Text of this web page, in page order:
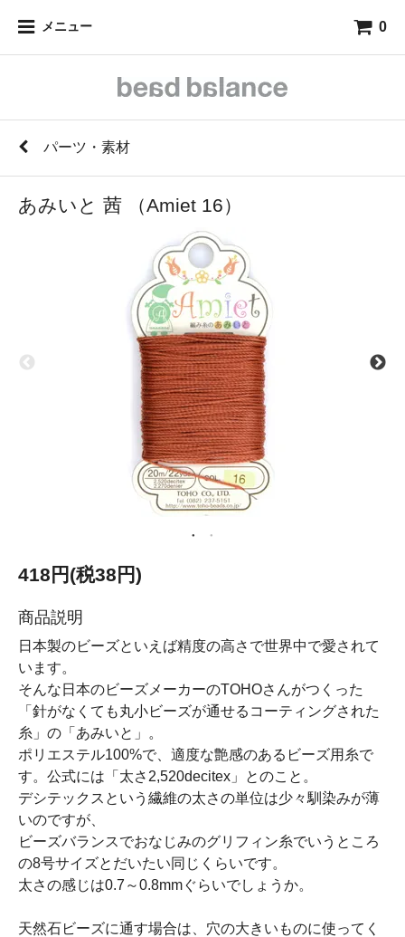
メニュー 0
パーツ・素材
あみいと 茜 （Amiet 16）
418円(税38円)
商品説明
日本製のビーズといえば精度の高さで世界中で愛されて
います。
そんな日本のビーズメーカーのTOHOさんがつくった
「針がなくても丸小ビーズが通せるコーティングされた
糸」の「あみいと」。
ポリエステル100%で、適度な艶感のあるビーズ用糸で
す。公式には「太さ2,520decitex」とのこと。
デシテックスという繊維の太さの単位は少々馴染みが薄
いのですが、
ビーズバランスでおなじみのグリフィン糸でいうところ
の8号サイズとだいたい同じくらいです。
太さの感じは0.7～0.8mmぐらいでしょうか。
天然石ビーズに通す場合は、穴の大きいものに使ってく